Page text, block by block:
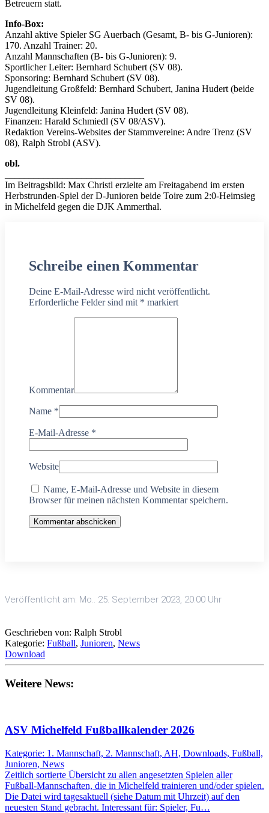
Betreuern statt.
Info-Box:
Anzahl aktive Spieler SG Auerbach (Gesamt, B- bis G-Junioren):
170. Anzahl Trainer: 20.
Anzahl Mannschaften (B- bis G-Junioren): 9.
Sportlicher Leiter: Bernhard Schubert (SV 08).
Sponsoring: Bernhard Schubert (SV 08).
Jugendleitung Großfeld: Bernhard Schubert, Janina Hudert (beide
SV 08).
Jugendleitung Kleinfeld: Janina Hudert (SV 08).
Finanzen: Harald Schmiedl (SV 08/ASV).
Redaktion Vereins-Websites der Stammvereine: Andre Trenz (SV
08), Ralph Strobl (ASV).
obl.
Im Beitragsbild: Max Christl erzielte am Freitagabend im ersten
Herbstrunden-Spiel der D-Junioren beide Toire zum 2:0-Heimsieg
in Michelfeld gegen die DJK Ammerthal.
Schreibe einen Kommentar
Deine E-Mail-Adresse wird nicht veröffentlicht.
Erforderliche Felder sind mit * markiert
Kommentar
Name *
E-Mail-Adresse *
Website
Name, E-Mail-Adresse und Website in diesem
Browser für meinen nächsten Kommentar speichern.
Kommentar abschicken
Veröffentlicht am: Mo.. 25. September 2023, 20:00 Uhr
Geschrieben von: Ralph Strobl
Kategorie: Fußball, Junioren, News
Download
Weitere News:
ASV Michelfeld Fußballkalender 2026
Kategorie: 1. Mannschaft, 2. Mannschaft, AH, Downloads, Fußball,
Junioren, News
Zeitlich sortierte Übersicht zu allen angesetzten Spielen aller
Fußball-Mannschaften, die in Michelfeld trainieren und/oder spielen.
Die Datei wird tagesaktuell (siehe Datum mit Uhrzeit) auf den
neuesten Stand gebracht. Interessant für: Spieler, Fu…